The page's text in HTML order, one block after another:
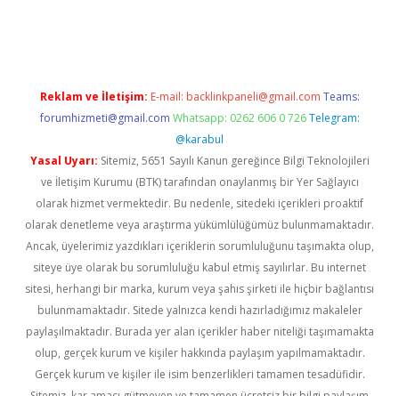
Reklam ve İletişim: E-mail: backlinkpaneli@gmail.com Teams:
forumhizmeti@gmail.com Whatsapp: 0262 606 0 726 Telegram:
@karabul
Yasal Uyarı: Sitemiz, 5651 Sayılı Kanun gereğince Bilgi Teknolojileri
ve İletişim Kurumu (BTK) tarafından onaylanmış bir Yer Sağlayıcı
olarak hizmet vermektedir. Bu nedenle, sitedeki içerikleri proaktif
olarak denetleme veya araştırma yükümlülüğümüz bulunmamaktadır.
Ancak, üyelerimiz yazdıkları içeriklerin sorumluluğunu taşımakta olup,
siteye üye olarak bu sorumluluğu kabul etmiş sayılırlar. Bu internet
sitesi, herhangi bir marka, kurum veya şahıs şirketi ile hiçbir bağlantısı
bulunmamaktadır. Sitede yalnızca kendi hazırladığımız makaleler
paylaşılmaktadır. Burada yer alan içerikler haber niteliği taşımamakta
olup, gerçek kurum ve kişiler hakkında paylaşım yapılmamaktadır.
Gerçek kurum ve kişiler ile isim benzerlikleri tamamen tesadüfidir.